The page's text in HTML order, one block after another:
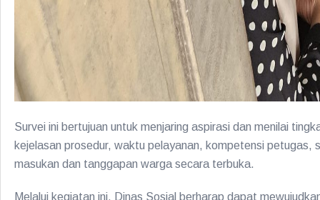
Survei ini bertujuan untuk menjaring aspirasi dan menilai
kejelasan prosedur, waktu pelayanan, kompetensi
masukan dan tanggapan warga secara terbuka.
Melalui kegiatan ini, Dinas Sosial berharap dapat